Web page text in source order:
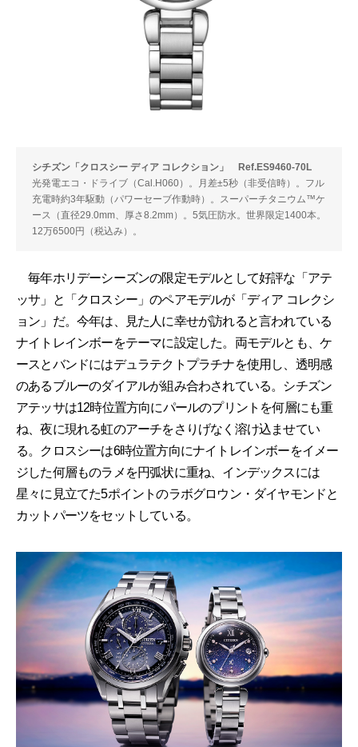
シチズン「クロスシー ディア コレクション」 Ref.ES9460-70L
光発電エコ・ドライブ（Cal.H060）。月差±5秒（非受信時）。フル
充電時約3年駆動（パワーセーブ作動時）。スーパーチタニウム™ケ
ース（直径29.0mm、厚さ8.2mm）。5気圧防水。世界限定1400本。
12万6500円（税込み）。
毎年ホリデーシーズンの限定モデルとして好評な「アテ
ッサ」と「クロスシー」のペアモデルが「ディア コレクシ
ョン」だ。今年は、見た人に幸せが訪れると言われている
ナイトレインボーをテーマに設定した。両モデルとも、ケ
ースとバンドにはデュラテクトプラチナを使用し、透明感
のあるブルーのダイアルが組み合わされている。シチズン
アテッサは12時位置方向にパールのプリントを何層にも重
ね、夜に現れる虹のアーチをさりげなく溶け込ませてい
る。クロスシーは6時位置方向にナイトレインボーをイメー
ジした何層ものラメを円弧状に重ね、インデックスには
星々に見立てた5ポイントのラボグロウン・ダイヤモンドと
カットパーツをセットしている。